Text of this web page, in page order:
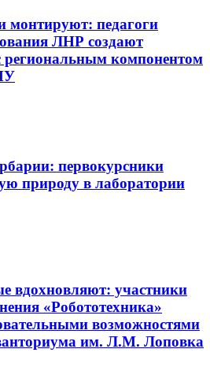
монтируют: педагоги
ЛНР создают
региональным компонентом
первокурсники
природу в лаборатории
вдохновляют: участники
«Робототехника»
возможностями
им. Л.М. Лоповка